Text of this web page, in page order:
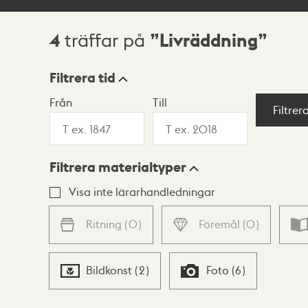
Sökresultat
4 träffar på Livräddning
Visningsläge
Lista Karta
Filtrera tid
Från Till
Filtrera materialtyper
Visa inte lärarhandledningar
Ritning (0) Föremål (0)
Bildkonst (2) Foto (6)